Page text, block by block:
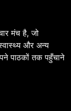
मंच है, जो
और अन्य
पाठकों तक पहुँचाने